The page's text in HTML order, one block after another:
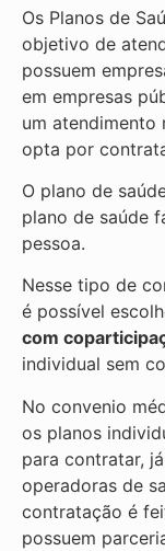
Os Planos de
objetivo de
possuem
em empresas
um atendimento
opta por
O plano de
plano de saúde
pessoa.
Nesse tipo de
é possível
com
individual sem
No convenio
os planos
para contratar,
operadoras de
contratação é
possuem